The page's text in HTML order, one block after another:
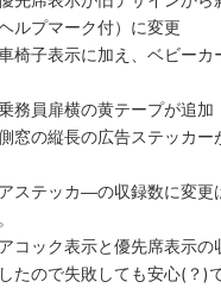
ヘルプマーク付）に変更
車椅子表示に加え、ベビー
乗務員扉横の黄テープが追加
側窓の縦長の広告ステッカー
ステッカ―の収録数に変更
コック表示と優先席表示の
たので失敗しても安心(？)で